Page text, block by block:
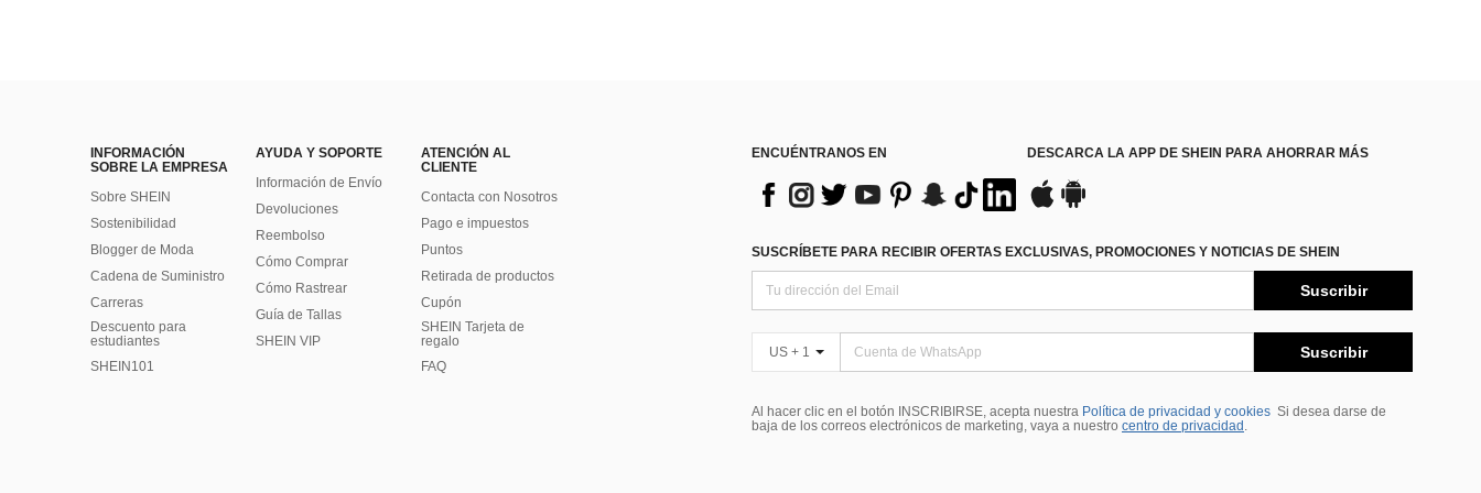
INFORMACIÓN
SOBRE LA EMPRESA
Sobre SHEIN
Sostenibilidad
Blogger de Moda
Cadena de Suministro
Carreras
Descuento para
estudiantes
SHEIN101
AYUDA Y SOPORTE
Información de Envío
Devoluciones
Reembolso
Cómo Comprar
Cómo Rastrear
Guía de Tallas
SHEIN VIP
ATENCIÓN AL
CLIENTE
Contacta con Nosotros
Pago e impuestos
Puntos
Retirada de productos
Cupón
SHEIN Tarjeta de
regalo
FAQ
ENCUÉNTRANOS EN DESCARCA LA APP DE SHEIN PARA AHORRAR MÁS
SUSCRÍBETE PARA RECIBIR OFERTAS EXCLUSIVAS, PROMOCIONES Y NOTICIAS DE SHEIN
Suscribir
US + 1 Suscribir
Al hacer clic en el botón INSCRIBIRSE, acepta nuestra Política de privacidad y cookies Si desea darse de
baja de los correos electrónicos de marketing, vaya a nuestro centro de privacidad .